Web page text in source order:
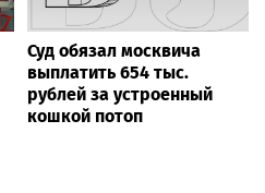
Суд обязал москвича
выплатить 654 тыс.
рублей за устроенный
кошкой потоп